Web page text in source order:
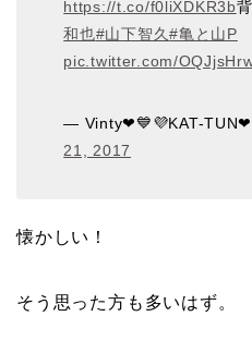
https://t.co/f0liXDKR3b
和也#山下智久#亀と山P
pic.twitter.com/
— Vinty❤💙💜KAT-
21, 2017
懐かしい！
そう思った方も多いはず。